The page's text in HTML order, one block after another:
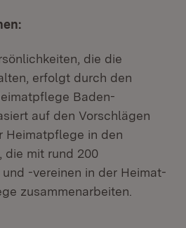
die die
erfolgt durch den
Baden-
auf den Vorschlägen
Heimatpflege in den
die mit rund 200
-vereinen in der Heimat-
zusammenarbeiten.